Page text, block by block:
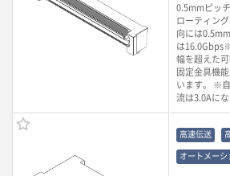
0.5mmピッ
ローティン
向には
は
幅を超えた
固定金具機
います。 ※
流は3.0Aにな
高速伝送
オートメーシ